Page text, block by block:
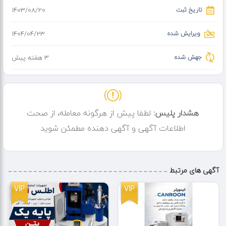
تاریخ ثبت ۱۴۰۳/۰۸/۲۰
ویرایش شده ۱۴۰۴/۰۴/۲۳
جهش شده 3 هفته پیش
هشدار پلیس: لطفا پیش از هرگونه معامله، از صحت
اطلاعات آگهی و آگهی دهنده مطمئن شوید
آگهی های مرتبط
VIP
VIP